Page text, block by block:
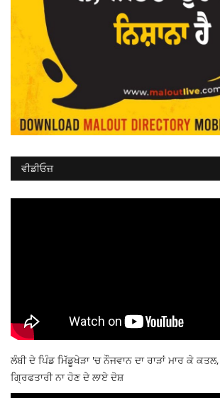
ਵੀਡੀਓਜ਼
ਲੰਬੀ ਦੇ ਪਿੰਡ ਮਿੱਡੂਖੇੜਾ 'ਚ ਨੌਜਵਾਨ ਦਾ ਰਾੜਾਂ ਮਾਰ ਕੇ
ਗ੍ਰਿਫਤਾਰੀ ਨਾ ਹੋਣ ਦੇ ਲਾਏ ਦੋਸ਼